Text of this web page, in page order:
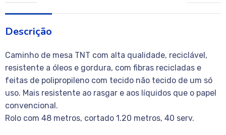
Descrição
Caminho de mesa TNT com alta qualidade, reciclável,
resistente a óleos e gordura, com fibras recicladas e
feitas de polipropileno com tecido não tecido de um só
uso. Mais resistente ao rasgar e aos líquidos que o papel
convencional.
Rolo com 48 metros, cortado 1.20 metros, 40 serv.